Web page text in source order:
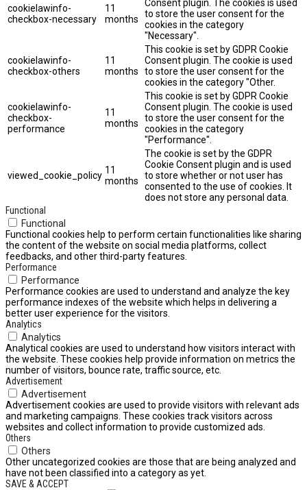
cookielawinfo-
checkbox-necessary
11
months
Consent plugin. The cookies is used
to store the user consent for the
cookies in the category
"Necessary".
cookielawinfo-
checkbox-others
11
months
This cookie is set by GDPR Cookie
Consent plugin. The cookie is used
to store the user consent for the
cookies in the category "Other.
cookielawinfo-
checkbox-
performance
11
months
This cookie is set by GDPR Cookie
Consent plugin. The cookie is used
to store the user consent for the
cookies in the category
"Performance".
viewed_cookie_policy 11
months
The cookie is set by the GDPR
Cookie Consent plugin and is used
to store whether or not user has
consented to the use of cookies. It
does not store any personal data.
Functional
Functional
Functional cookies help to perform certain functionalities like sharing
the content of the website on social media platforms, collect
feedbacks, and other third-party features.
Performance
Performance
Performance cookies are used to understand and analyze the key
performance indexes of the website which helps in delivering a
better user experience for the visitors.
Analytics
Analytics
Analytical cookies are used to understand how visitors interact with
the website. These cookies help provide information on metrics the
number of visitors, bounce rate, traffic source, etc.
Advertisement
Advertisement
Advertisement cookies are used to provide visitors with relevant ads
and marketing campaigns. These cookies track visitors across
websites and collect information to provide customized ads.
Others
Others
Other uncategorized cookies are those that are being analyzed and
have not been classified into a category as yet.
SAVE & ACCEPT